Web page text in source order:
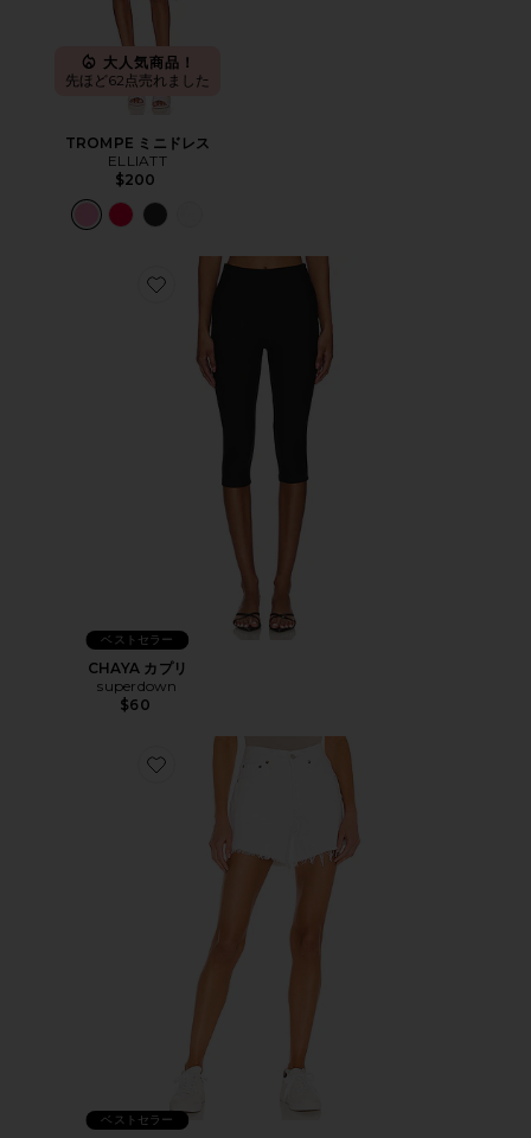
大人気商品！
先ほど62点売れました
TROMPE ミニドレス
ELLIATT
$200
Favorite CHAYA カプリ
ベストセラー
CHAYA カプリ
superdown
$60
Favorite PARKER LONG ショートパンツ
ベストセラー